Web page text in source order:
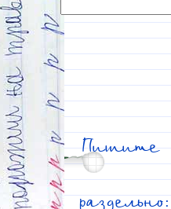
Пишите
раздельно: